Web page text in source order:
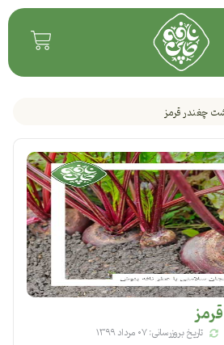
چغندر قرمز
تاریخ بروزرسانی: ۰۷ مرداد ۱۳۹۹